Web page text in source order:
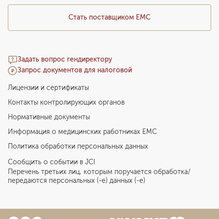
Стать поставщиком ЕМС
Задать вопрос гендиректору
Запрос документов для налоговой
Лицензии и сертификаты
Контакты контролирующих органов
Нормативные документы
Информация о медицинских работниках EMC
Политика обработки персональных данных
Сообщить о событии в JCI
Перечень третьих лиц, которым поручается обработка/
передаются персональных (-е) данных (-е)